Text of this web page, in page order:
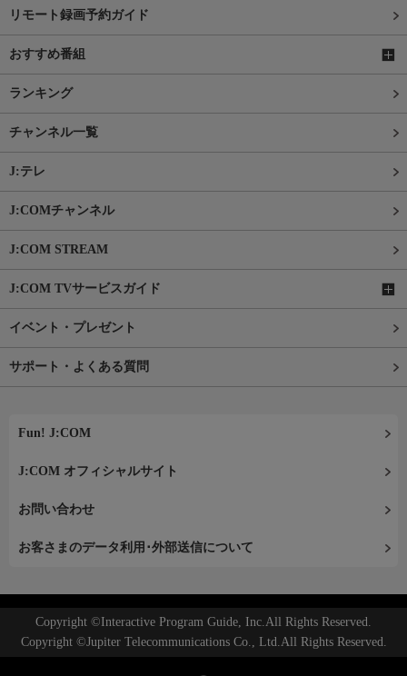
リモート録画予約ガイド
おすすめ番組
ランキング
チャンネル一覧
J:テレ
J:COMチャンネル
J:COM STREAM
J:COM TVサービスガイド
イベント・プレゼント
サポート・よくある質問
Fun! J:COM
J:COM オフィシャルサイト
お問い合わせ
お客さまのデータ利用･外部送信について
Copyright ©Interactive Program Guide, Inc.All Rights Reserved.
Copyright ©Jupiter Telecommunications Co., Ltd.All Rights Reserved.